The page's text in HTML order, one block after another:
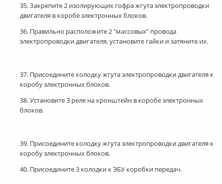
35. Закрепите 2 изолирующих гофра жгута электропроводки
двигателя в коробе электронных блоков.
36. Правильно расположите 2 "массовых" провода
электропроводки двигателя, установите гайки и затяните их.
37. Присоедините колодку жгута электропроводки двигателя к
коробу электронных блоков.
38. Установите 3 реле на кронштейн в коробе электронных
блоков.
39. Присоедините колодку жгута электропроводки двигателя к
коробу электронных блоков.
40. Присоедините 3 колодки к ЭБУ коробки передач.